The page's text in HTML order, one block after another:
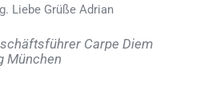
Liebe Grüße Adrian
Carpe Diem
München